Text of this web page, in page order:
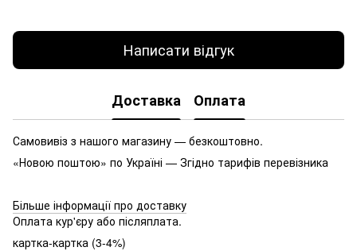
Написати відгук
Доставка Оплата
Самовивіз з нашого магазину — безкоштовно.
«Новою поштою» по Україні — Згідно тарифів перевізника
Більше інформації про доставку
Оплата кур'єру або післяплата.
картка-картка (3-4%)